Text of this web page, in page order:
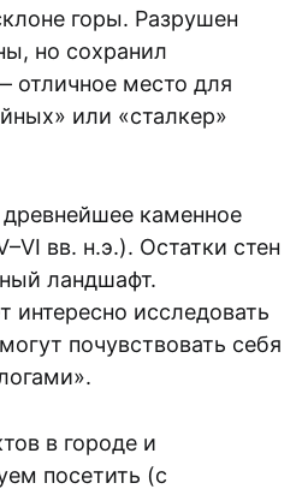
горы. Разрушен
но сохранил
отличное место для
или «сталкер»
каменное
вв. н.э.). Остатки стен
ландшафт.
исследовать
почувствовать себя
в городе и
посетить (с